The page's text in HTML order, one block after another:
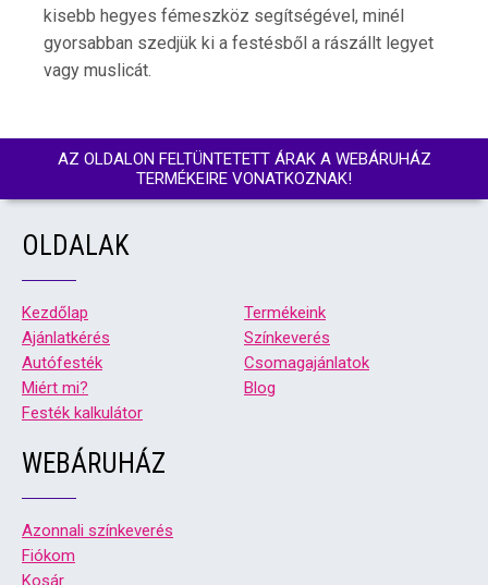
kisebb hegyes fémeszköz segítségével, minél
gyorsabban szedjük ki a festésből a rászállt legyet
vagy muslicát.
AZ OLDALON FELTÜNTETETT ÁRAK A WEBÁRUHÁZ
TERMÉKEIRE VONATKOZNAK!
OLDALAK
Kezdőlap
Termékeink
Ajánlatkérés
Színkeverés
Autófesték
Csomagajánlatok
Miért mi?
Blog
Festék kalkulátor
WEBÁRUHÁZ
Azonnali színkeverés
Fiókom
Kosár